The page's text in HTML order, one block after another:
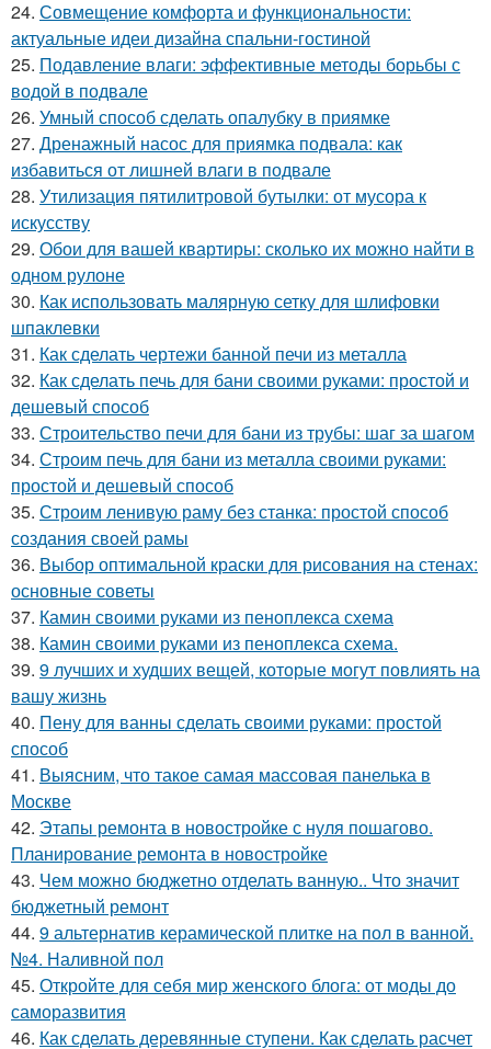
24. Совмещение комфорта и функциональности:
актуальные идеи дизайна спальни-гостиной
25. Подавление влаги: эффективные методы борьбы с
водой в подвале
26. Умный способ сделать опалубку в приямке
27. Дренажный насос для приямка подвала: как
избавиться от лишней влаги в подвале
28. Утилизация пятилитровой бутылки: от мусора к
искусству
29. Обои для вашей квартиры: сколько их можно найти в
одном рулоне
30. Как использовать малярную сетку для шлифовки
шпаклевки
31. Как сделать чертежи банной печи из металла
32. Как сделать печь для бани своими руками: простой и
дешевый способ
33. Строительство печи для бани из трубы: шаг за шагом
34. Строим печь для бани из металла своими руками:
простой и дешевый способ
35. Строим ленивую раму без станка: простой способ
создания своей рамы
36. Выбор оптимальной краски для рисования на стенах:
основные советы
37. Камин своими руками из пеноплекса схема
38. Камин своими руками из пеноплекса схема.
39. 9 лучших и худших вещей, которые могут повлиять на
вашу жизнь
40. Пену для ванны сделать своими руками: простой
способ
41. Выясним, что такое самая массовая панелька в
Москве
42. Этапы ремонта в новостройке с нуля пошагово.
Планирование ремонта в новостройке
43. Чем можно бюджетно отделать ванную.. Что значит
бюджетный ремонт
44. 9 альтернатив керамической плитке на пол в ванной.
№4. Наливной пол
45. Откройте для себя мир женского блога: от моды до
саморазвития
46. Как сделать деревянные ступени. Как сделать расчет